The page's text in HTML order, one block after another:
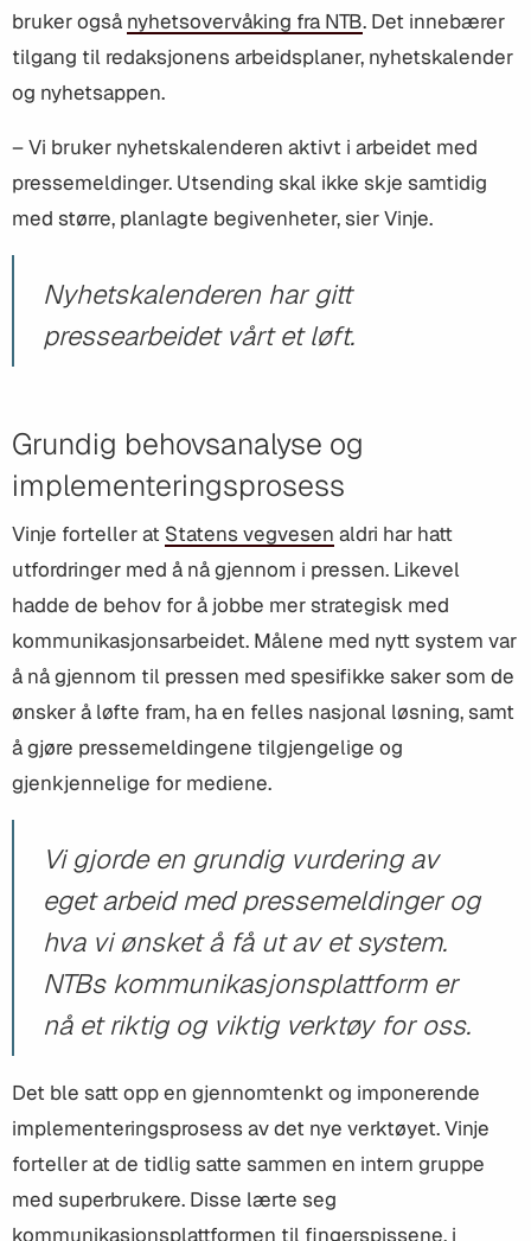
bruker også nyhetsovervåking fra NTB. Det innebærer
tilgang til redaksjonens arbeidsplaner, nyhetskalender
og nyhetsappen.
– Vi bruker nyhetskalenderen aktivt i arbeidet med
pressemeldinger. Utsending skal ikke skje samtidig
med større, planlagte begivenheter, sier Vinje.
Nyhetskalenderen har gitt
pressearbeidet vårt et løft.
Grundig behovsanalyse og
implementeringsprosess
Vinje forteller at Statens vegvesen aldri har hatt
utfordringer med å nå gjennom i pressen. Likevel
hadde de behov for å jobbe mer strategisk med
kommunikasjonsarbeidet. Målene med nytt system var
å nå gjennom til pressen med spesifikke saker som de
ønsker å løfte fram, ha en felles nasjonal løsning, samt
å gjøre pressemeldingene tilgjengelige og
gjenkjennelige for mediene.
Vi gjorde en grundig vurdering av
eget arbeid med pressemeldinger og
hva vi ønsket å få ut av et system.
NTBs kommunikasjonsplattform er
nå et riktig og viktig verktøy for oss.
Det ble satt opp en gjennomtenkt og imponerende
implementeringsprosess av det nye verktøyet. Vinje
forteller at de tidlig satte sammen en intern gruppe
med superbrukere. Disse lærte seg
kommunikasjonsplattformen til fingerspissene, i